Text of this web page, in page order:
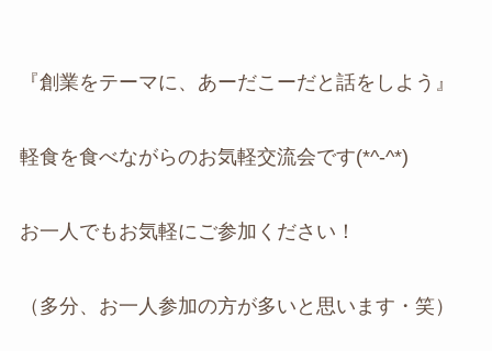
『創業をテーマに、あーだこーだと話をしよう』
軽食を食べながらのお気軽交流会です(*^-^*)
お一人でもお気軽にご参加ください！
（多分、お一人参加の方が多いと思います・笑）